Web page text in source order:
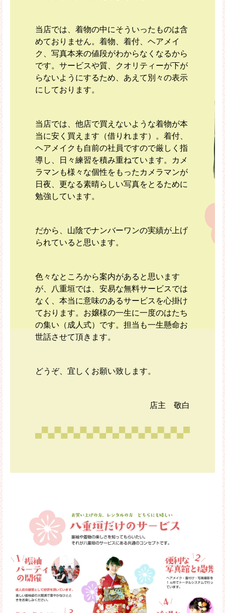
当店では、着物の中にそういったものは含
めておりません。着物、着付、ヘアメイ
ク、写真本来の値段がわからなくなるから
です。サービスや質、クオリティーが下が
らないようにするため、あえて別々の表示
にしております。
当店では、他店で買えないような着物が本
当に安く買えます（借りれます）。着付、
ヘアメイクも自前の社員ですので厳しく指
導し、日々練習を積み重ねています。カメ
ラマンも様々な個性をもったカメラマンが
日夜、更なる素晴らしい写真をとるために
勉強しています。
だから、山陰でナンバーワンの実績が上げ
られていると思います。
色々なところから案内があると思います
が、八重垣では、安易な無料サービスでは
なく、本当に意味のあるサービスを心掛け
ております。お嬢様の一生に一度のはたち
の集い（成人式）です。担当も一生懸命お
世話させて頂きます。
どうぞ、宜しくお願い致します。
店主 敬白